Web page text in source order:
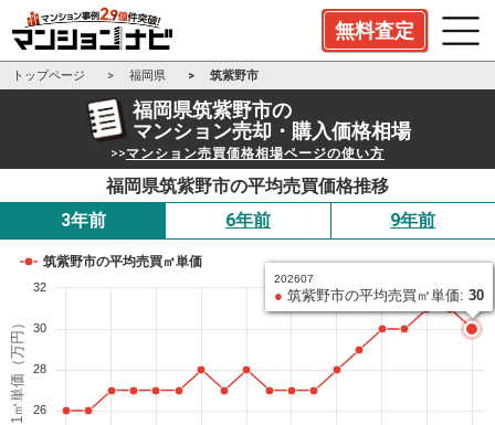
無料査定
トップページ 福岡県 筑紫野市
福岡県筑紫野市の
マンション売却・購入価格相場
>>マンション売買価格相場ページの使い方
福岡県筑紫野市の平均売買価格推移
3年前
6年前 9年前
1㎡単価（万円）
筑紫野市の平均売買㎡単価
26
28
30
32
202607
● 筑紫野市の平均売買㎡単価: 30